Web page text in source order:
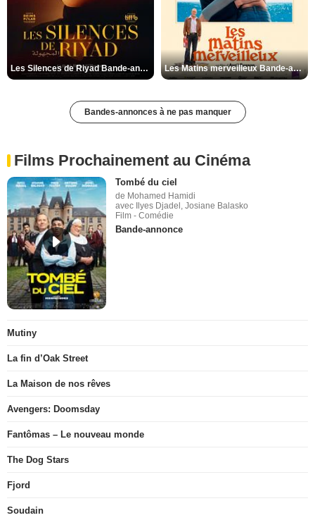
Les Silences de Riyad Bande-annonce VO STFR Les Matins merveilleux Bande-annonce VF
Bandes-annonces à ne pas manquer
Films Prochainement au Cinéma
Tombé du ciel
de Mohamed Hamidi
avec Ilyes Djadel, Josiane Balasko
Film - Comédie
Bande-annonce
Mutiny
La fin d’Oak Street
La Maison de nos rêves
Avengers: Doomsday
Fantômas – Le nouveau monde
The Dog Stars
Fjord
Soudain